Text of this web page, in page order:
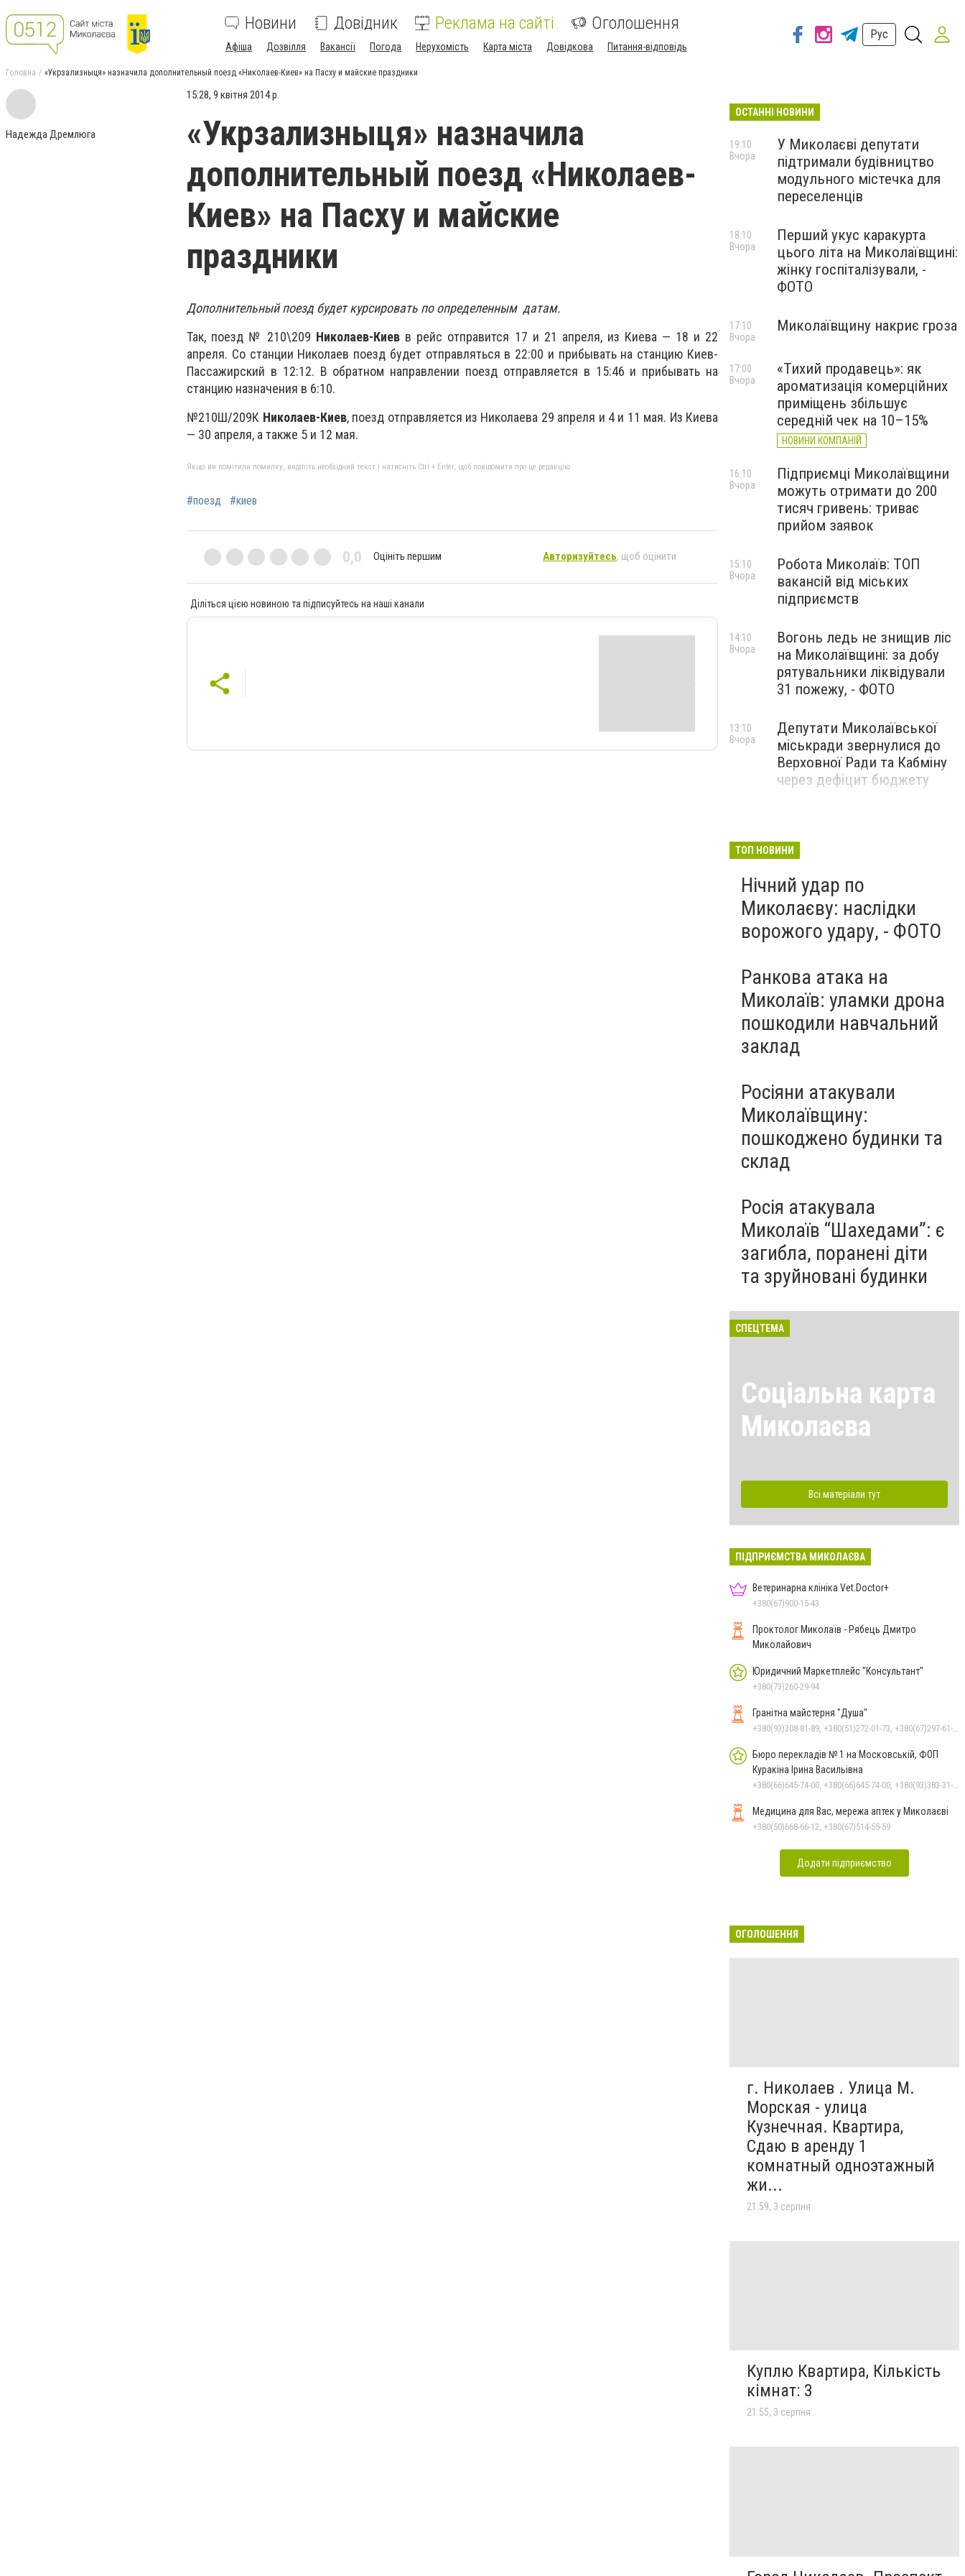
Новини Довідник Реклама на сайті Оголошення
Афіша Дозвілля Вакансії Погода Нерухомість Карта міста Довідкова Питання-відповідь
Рус
Головна «Укрзализныця» назначила дополнительный поезд «Николаев-Киев» на Пасху и майские праздники
Надежда Дремлюга
15:28, 9 квітня 2014 р.
«Укрзализныця» назначила
дополнительный поезд «Николаев-
Киев» на Пасху и майские
праздники
Дополнительный поезд будет курсировать по определенным датам.
Так, поезд № 210\209 Николаев-Киев в рейс отправится 17 и 21 апреля, из Киева — 18 и 22
апреля. Со станции Николаев поезд будет отправляться в 22:00 и прибывать на станцию Киев-
Пассажирский в 12:12. В обратном направлении поезд отправляется в 15:46 и прибывать на
станцию назначения в 6:10.
№210Ш/209К Николаев-Киев, поезд отправляется из Николаева 29 апреля и 4 и 11 мая. Из Киева
— 30 апреля, а также 5 и 12 мая.
Якщо ви помітили помилку, виділіть необхідний текст і натисніть Ctrl + Enter, щоб повідомити про це редакцію
#поезд #киев
0,0 Оцініть першим Авторизуйтесь, щоб оцінити
Діліться цією новиною та підписуйтесь на наші канали
ОСТАННІ НОВИНИ
У Миколаєві депутати
підтримали будівництво
модульного містечка для
переселенців
19:10
Вчора
Перший укус каракурта
цього літа на Миколаївщині:
жінку госпіталізували, -
ФОТО
18:10
Вчора
Миколаївщину накриє гроза
17:10
Вчора
«Тихий продавець»: як
ароматизація комерційних
приміщень збільшує
середній чек на 10–15%
НОВИНИ КОМПАНІЙ
17:00
Вчора
Підприємці Миколаївщини
можуть отримати до 200
тисяч гривень: триває
прийом заявок
16:10
Вчора
Робота Миколаїв: ТОП
вакансій від міських
підприємств
15:10
Вчора
Вогонь ледь не знищив ліс
на Миколаївщині: за добу
рятувальники ліквідували
31 пожежу, - ФОТО
14:10
Вчора
Депутати Миколаївської
міськради звернулися до
Верховної Ради та Кабміну
через дефіцит бюджету
13:10
Вчора
ТОП НОВИНИ
Нічний удар по
Миколаєву: наслідки
ворожого удару, - ФОТО
Ранкова атака на
Миколаїв: уламки дрона
пошкодили навчальний
заклад
Росіяни атакували
Миколаївщину:
пошкоджено будинки та
склад
Росія атакувала
Миколаїв “Шахедами”: є
загибла, поранені діти
та зруйновані будинки
СПЕЦТЕМА
Соціальна карта
Миколаєва
Всі матеріали тут
ПІДПРИЄМСТВА МИКОЛАЄВА
Ветеринарна клініка Vet.Doctor+
+380(67)900-15-43
Проктолог Миколаїв - Рябець Дмитро
Миколайович
Юридичний Маркетплейс "Консультант"
+380(73)260-29-94
Гранітна майстерня "Душа"
Бюро перекладів № 1 на Московській, ФОП
Куракіна Ірина Васильівна
Медицина для Вас, мережа аптек у Миколаєві
+380(50)668-66-12, +380(67)514-55-59
Додати підприємство
ОГОЛОШЕННЯ
г. Николаев . Улица М.
Морская - улица
Кузнечная. Квартира,
Сдаю в аренду 1
комнатный одноэтажный
жи...
21:59, 3 серпня
Куплю Квартира, Кількість
кімнат: 3
21:55, 3 серпня